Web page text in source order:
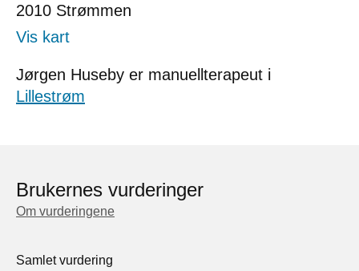
2010 Strømmen
Vis kart
Jørgen Huseby er manuellterapeut i
Lillestrøm
Brukernes vurderinger
Om vurderingene
Samlet vurdering